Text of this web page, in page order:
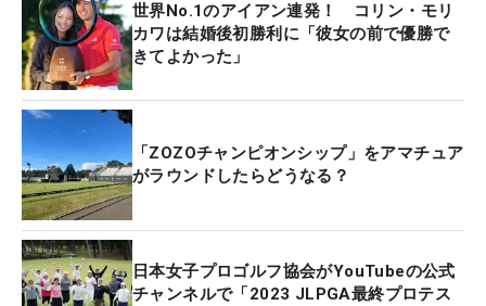
よほど感銘を受けたのか、ハーディー氏はその状況
を実際にテーブルに置いてあったペットボトルと花
瓶を使って再現しながら、興奮気味に話す。続けて
「選手もまったくいない、誰にも見られていないと
ころで（ハーディー氏は直視していたが）、丁寧な
仕事をされているところに、仕事の誇りを感じまし
た。そこが日本人と日本文化の素晴らしいところだ
なと思います」と、“おもてなし”文化を称賛する。
世界No.1のアイアン連発！ コリン・モリ
カワは結婚後初勝利に「彼女の前で優勝で
きてよかった」
「ZOZOチャンピオンシップ」をアマチュア
がラウンドしたらどうなる？
日本女子プロゴルフ協会がYouTubeの公式
チャンネルで「2023 JLPGA最終プロテス